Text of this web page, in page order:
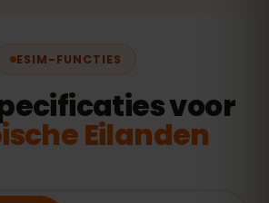
ESIM-FUNCTIES
voor
Eilanden